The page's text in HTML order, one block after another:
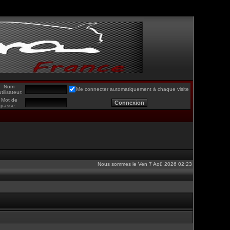
Nom
Me connecter automatiquement à chaque visite
Mot de
passe:
Nous sommes le Ven 7 Aoû 2026 02:23